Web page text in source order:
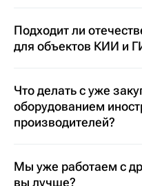
Подходит ли
для объектов КИИ и
Что делать с уже
оборудованием
производителей?
Мы уже работаем с
вы лучше?